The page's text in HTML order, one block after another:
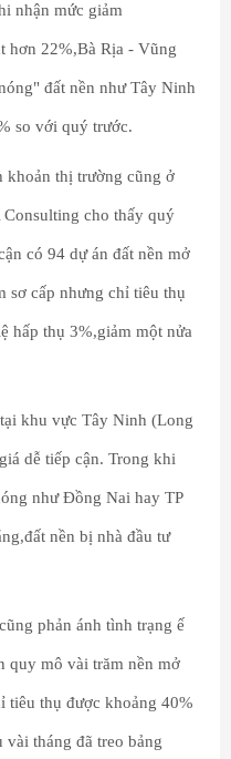
nhận mức giảm
hơn 22%,Bà Rịa - Vũng
đất nền như Tây Ninh
so với quý trước.
khoản thị trường cũng ở
cho thấy quý
có 94 dự án đất nền mở
sơ cấp nhưng chỉ tiêu thụ
hấp thụ 3%,giảm một nửa
khu vực Tây Ninh (Long
dễ tiếp cận. Trong khi
như Đồng Nai hay TP
nền bị nhà đầu tư
phản ánh tình trạng ế
quy mô vài trăm nền mở
tiêu thụ được khoảng 40%
vài tháng đã treo bảng